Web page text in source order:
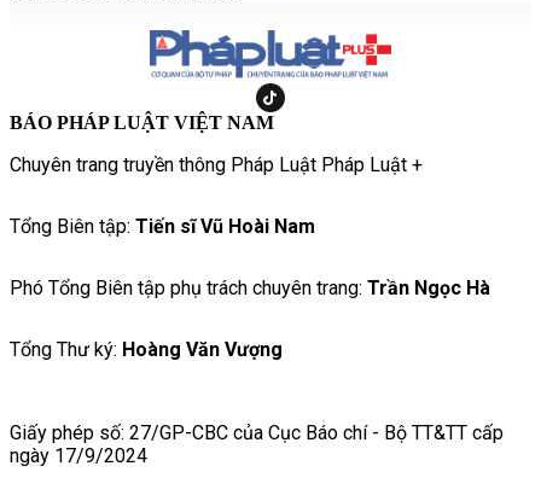
BÁO PHÁP LUẬT VIỆT NAM
Chuyên trang truyền thông Pháp Luật Pháp Luật +
Tổng Biên tập: Tiến sĩ Vũ Hoài Nam
Phó Tổng Biên tập phụ trách chuyên trang: Trần Ngọc Hà
Tổng Thư ký: Hoàng Văn Vượng
Giấy phép số: 27/GP-CBC của Cục Báo chí - Bộ TT&TT cấp
ngày 17/9/2024